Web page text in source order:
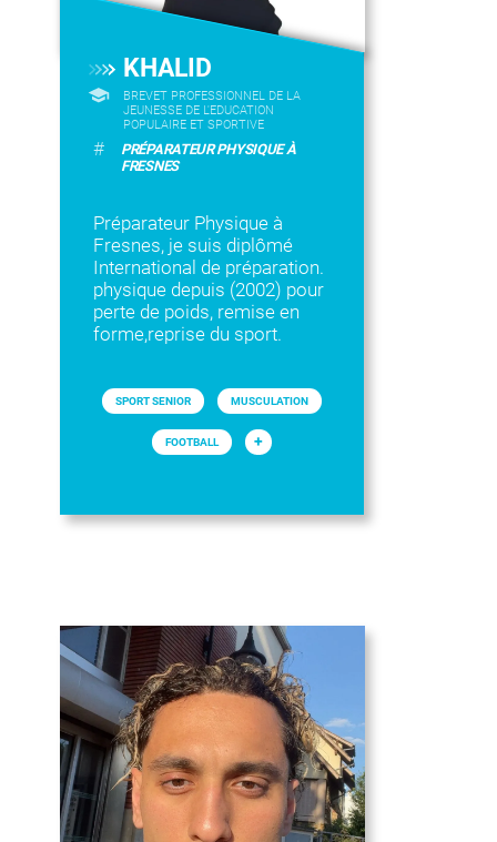
KHALID
BREVET PROFESSIONNEL DE LA
JEUNESSE DE L'EDUCATION
POPULAIRE ET SPORTIVE
#
PRÉPARATEUR PHYSIQUE À
FRESNES
Préparateur Physique à
Fresnes, je suis diplômé
International de préparation.
physique depuis (2002) pour
perte de poids, remise en
forme,reprise du sport.
SPORT SENIOR MUSCULATION
FOOTBALL +